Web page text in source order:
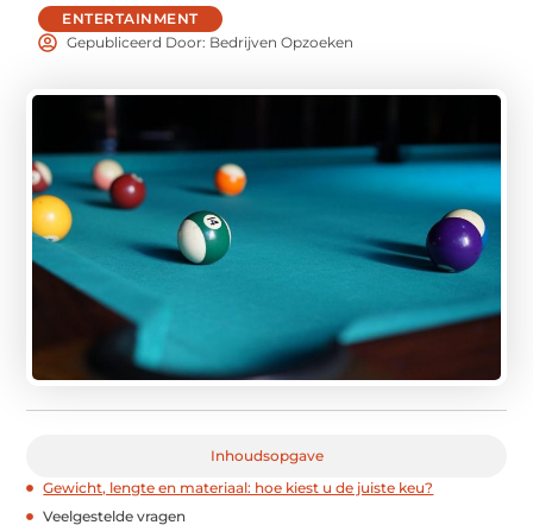
ENTERTAINMENT
Gepubliceerd Door: Bedrijven Opzoeken
Inhoudsopgave
Gewicht, lengte en materiaal: hoe kiest u de juiste keu?
Veelgestelde vragen